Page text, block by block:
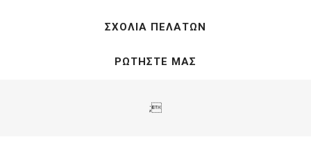
ΣΧΌΛΙΑ ΠΕΛΑΤΏΝ
ΡΩΤΉΣΤΕ ΜΑΣ
;